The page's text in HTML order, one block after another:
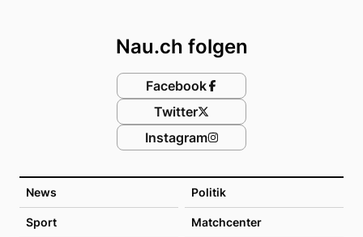
News Politik
Sport Matchcenter
Nau.ch folgen
Facebook
Twitter
Instagram